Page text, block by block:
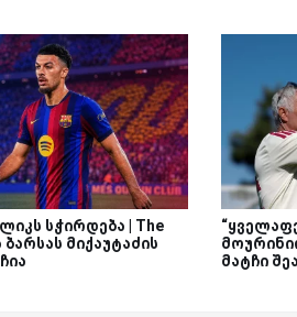
სჭირდება | The
მიქაუტაძის
მატჩი